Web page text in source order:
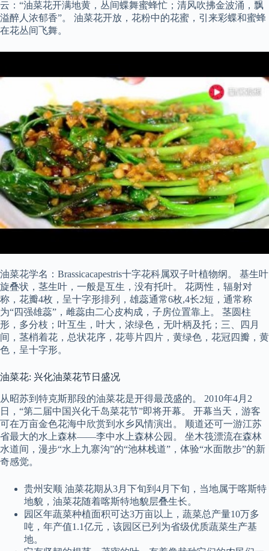
云：“油菜花开满地黄，丛间蝶舞蜜蜂忙；清风吹拂金波涌，飘
溢醉人浓郁香”。 油菜花开放，花粉中的花蜜，引来彩蝶和蜜蜂
在花丛间飞舞。
油菜花学名：Brassicacapestris十字花科属双子叶植物纲。 基生叶
旋叠状，茎生叶，一般是互生，没有托叶。 花两性，辐射对
称，花瓣4枚，呈十字形排列，雄蕊通常6枚,4长2短，通常称
为“四强雄蕊”，雌蕊由二心皮构成，子房位置靠上。 茎圆柱
形，多分枝；叶互生，叶大，浓绿色，无叶柄及托；三、四月
间，茎梢着花，总状花序，花萼片四片，黄绿色，花冠四瓣，黄
色，呈十字形。
油菜花: 兴化油菜花节日盛况
从昭苏到特克斯那段的油菜花是开得最茂盛的。 2010年4月2
日，“第二届中国兴化千岛菜花节”即将开幕。 开幕当天，游客
可在万亩金色花海中欣赏到水乡风情演出。 顺道还可一游江苏
省最大的水上森林——李中水上森林公园。 坐木筏漂流在森林
水道间，漫步“水上九寨沟”的“池林栈道”，体验“水面散步”的新
奇感觉。
贵州安顺 油菜花期从3月下旬到4月下旬，当地属于喀斯特
地貌，油菜花随着喀斯特地貌层叠生长。
园区年蔬菜种植面积可达3万亩以上，蔬菜总产量10万多
吨，年产值1.1亿元，该园区已列为省级优质蔬菜生产基
地。